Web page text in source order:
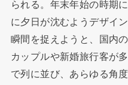
られる。年末年始の時期
に夕日が沈むようデザイ
瞬間を捉えようと、国内
カップルや新婚旅行客が
で列に並び、あらゆる角